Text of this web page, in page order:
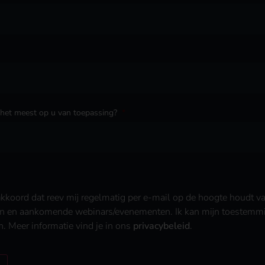
meest op u van toepassing?
dat reev mij regelmatig per e-mail op de hoogte houdt
en aankomende webinars/evenementen. Ik kan mijn
Meer informatie vind je in ons privacybeleid.